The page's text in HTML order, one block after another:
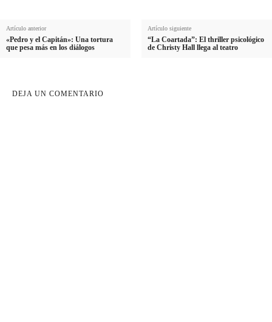
Artículo anterior
«Pedro y el Capitán»: Una tortura
que pesa más en los diálogos
Artículo siguiente
“La Coartada”: El thriller psicológico
de Christy Hall llega al teatro
DEJA UN COMENTARIO